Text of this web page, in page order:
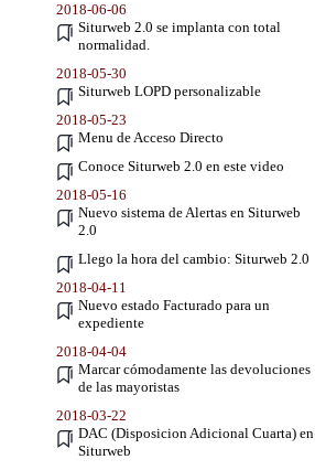
2018-06-06
Siturweb 2.0 se implanta con total
normalidad.
2018-05-30
Siturweb LOPD personalizable
2018-05-23
Menu de Acceso Directo
Conoce Siturweb 2.0 en este video
2018-05-16
Nuevo sistema de Alertas en Siturweb
2.0
Llego la hora del cambio: Siturweb 2.0
2018-04-11
Nuevo estado Facturado para un
expediente
2018-04-04
Marcar cómodamente las devoluciones
de las mayoristas
2018-03-22
DAC (Disposicion Adicional Cuarta) en
Siturweb